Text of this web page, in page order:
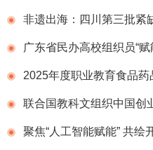
非遗出海：四川第三批紧
承创新平台（美术教育专业）
开展麻柳刺绣文化国际交流
广东省民办高校组织员“赋
2025年度职业教育食品
程思政集体备课会成功举办
联合国教科文组织中国创
届国际会议暨2025年年会议
聚焦“人工智能赋能” 共绘